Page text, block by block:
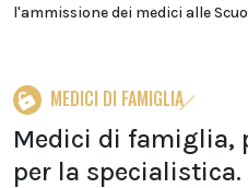
l'ammissione dei medici alle
MEDICI DI FAMIGLIA
Medici di famiglia,
per la